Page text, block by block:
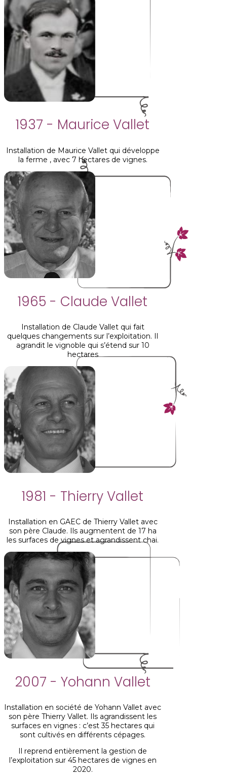
1937 - Maurice Vallet
Installation de Maurice Vallet qui développe
la ferme , avec 7 hectares de vignes.
1965 - Claude Vallet
Installation de Claude Vallet qui fait
quelques changements sur l’exploitation. Il
agrandit le vignoble qui s’étend sur 10
hectares
1981 - Thierry Vallet
Installation en GAEC de Thierry Vallet avec
son père Claude. Ils augmentent de 17 ha
les surfaces de vignes et agrandissent chai.
2007 - Yohann Vallet
Installation en société de Yohann Vallet avec
son père Thierry Vallet. Ils agrandissent les
surfaces en vignes : c’est 35 hectares qui
sont cultivés en différents cépages.
Il reprend entièrement la gestion de
l’exploitation sur 45 hectares de vignes en
2020.